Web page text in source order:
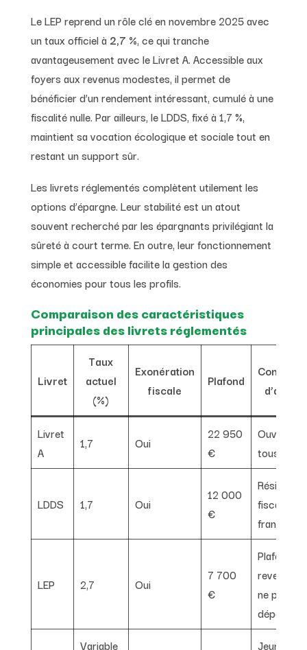
Le LEP reprend un rôle clé en novembre 2025 avec
un taux officiel à 2,7 %, ce qui tranche
avantageusement avec le Livret A. Accessible aux
foyers aux revenus modestes, il permet de
bénéficier d’un rendement intéressant, cumulé à une
fiscalité nulle. Par ailleurs, le LDDS, fixé à 1,7 %,
maintient sa vocation écologique et sociale tout en
restant un support sûr.
Les livrets réglementés complètent utilement les
options d’épargne. Leur stabilité est un atout
souvent recherché par les épargnants privilégiant la
sûreté à court terme. En outre, leur fonctionnement
simple et accessible facilite la gestion des
économies pour tous les profils.
Comparaison des caractéristiques
principales des livrets réglementés
Livret
Taux
actuel
(%)
Exonération
fiscale
Plafond
d’accès
Livret
A
1,7 Oui
22 950
€
Ouvert à
tous
LDDS 1,7 Oui
12 000
€
Résident
fiscal
français
LEP 2,7 Oui
7 700
€
Plafond de
revenu à
ne pas
dépasser
Variable
Jeunes de